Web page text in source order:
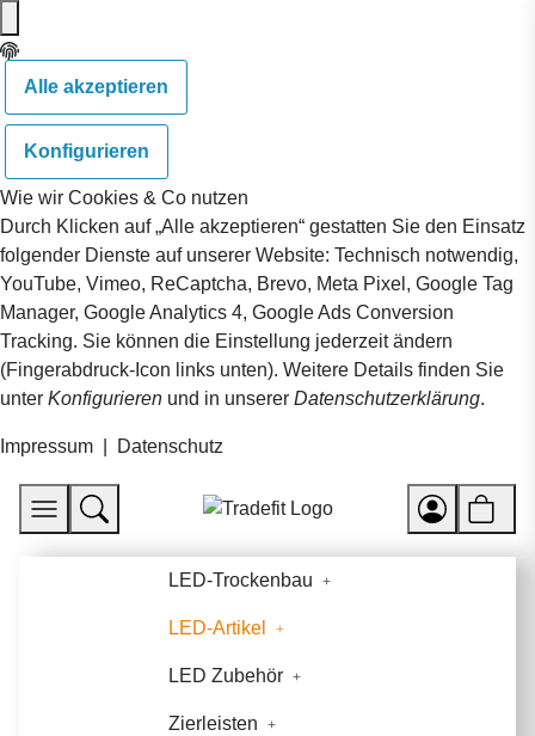
Alle akzeptieren
Konfigurieren
Wie wir Cookies & Co nutzen
Durch Klicken auf „Alle akzeptieren“ gestatten Sie den Einsatz
folgender Dienste auf unserer Website: Technisch notwendig,
YouTube, Vimeo, ReCaptcha, Brevo, Meta Pixel, Google Tag
Manager, Google Analytics 4, Google Ads Conversion
Tracking. Sie können die Einstellung jederzeit ändern
(Fingerabdruck-Icon links unten). Weitere Details finden Sie
unter Konfigurieren und in unserer Datenschutzerklärung.
Impressum Datenschutz
LED-Trockenbau
LED-Artikel
LED Zubehör
Zierleisten